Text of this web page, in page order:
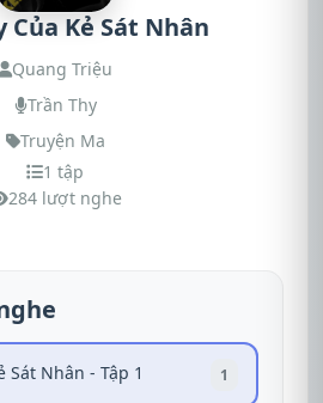
Của Kẻ Sát Nhân
Quang Triệu
Trần Thy
Truyện Ma
1 tập
284 lượt nghe
Sát Nhân - Tập 1 1